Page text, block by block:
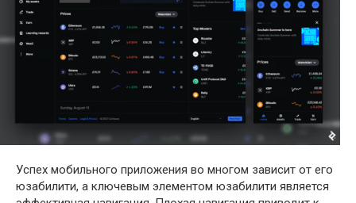
Успех мобильного приложения во многом зависит от его
юзабилити, а ключевым элементом юзабилити является